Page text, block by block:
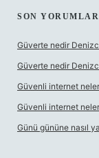
SON YORUMLAR
Güverte nedir
Güverte nedir
Güvenli internet
Güvenli internet
Günü gününe nasıl